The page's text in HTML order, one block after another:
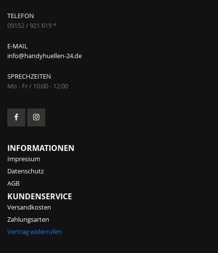
TELEFON
09152 / 921 619 *
E-MAIL
info@handyhuellen-24.de
SPRECHZEITEN
Mo - Fr / 10:00 - 12:00
INFORMATIONEN
Impressum
Datenschutz
AGB
KUNDENSERVICE
Versandkosten
Zahlungsarten
Vertrag widerrufen